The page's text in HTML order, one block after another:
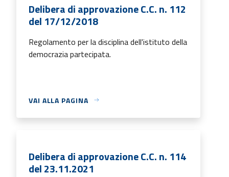
Delibera di approvazione C.C. n. 112
del 17/12/2018
Regolamento per la disciplina dell'istituto della
democrazia partecipata.
VAI ALLA PAGINA
Delibera di approvazione C.C. n. 114
del 23.11.2021